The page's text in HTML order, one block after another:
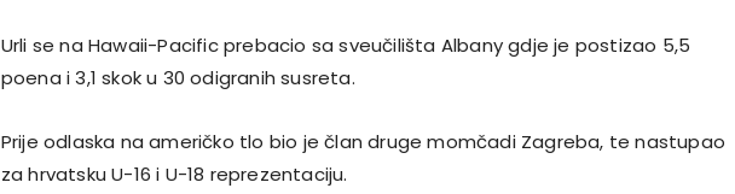
Urli se na Hawaii-Pacific prebacio sa sveučilišta Albany gdje je postizao 5,5
poena i 3,1 skok u 30 odigranih susreta.
Prije odlaska na američko tlo bio je član druge momčadi Zagreba, te nastupao
za hrvatsku U-16 i U-18 reprezentaciju.